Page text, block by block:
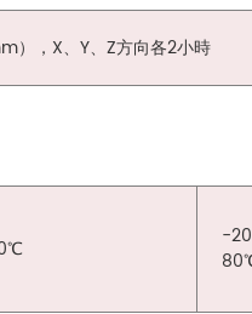
），X、Y、Z方向各2小時
-